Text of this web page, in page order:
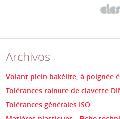
Archivos
Volant plein bakélite, à poignée
Tolérances rainure de clavette
Tolérances générales ISO